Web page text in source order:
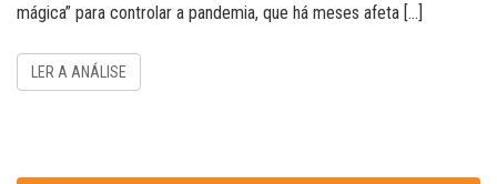
mágica” para controlar a pandemia, que há meses afeta […]
LER A ANÁLISE